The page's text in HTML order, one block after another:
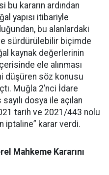
bu kararın ardından
yapısı itibariyle
bu alanlardaki
sürdürülebilir biçimde
kaynak değerlerinin
ele alınması
düşüren söz konusu
Muğla 2’nci İdare
dosya ile açılan
tarih ve 2021/443 nolu
iptaline” karar verdi.
Mahkeme Kararını